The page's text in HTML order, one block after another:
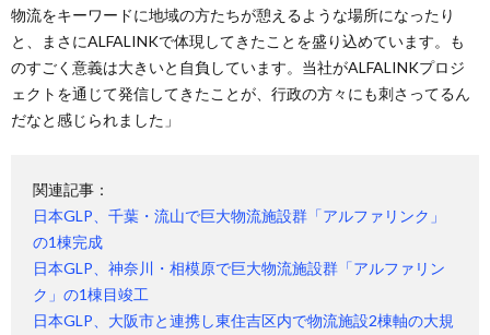
物流をキーワードに地域の方たちが憩えるような場所になったり
と、まさにALFALINKで体現してきたことを盛り込めています。も
のすごく意義は大きいと自負しています。当社がALFALINKプロジ
ェクトを通じて発信してきたことが、行政の方々にも刺さってるん
だなと感じられました」
関連記事：
日本GLP、千葉・流山で巨大物流施設群「アルファリンク」
の1棟完成
日本GLP、神奈川・相模原で巨大物流施設群「アルファリン
ク」の1棟目竣工
日本GLP、大阪市と連携し東住吉区内で物流施設2棟軸の大規